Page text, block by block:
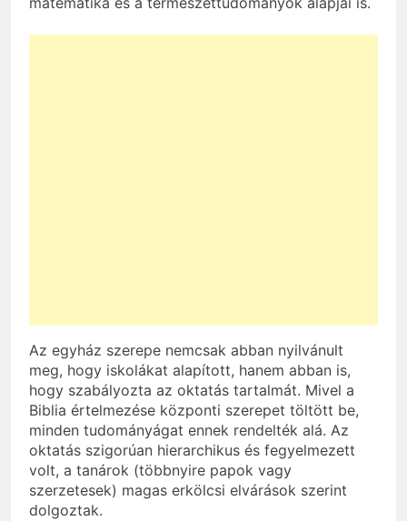
Az egyház szerepe nemcsak abban nyilvánult
meg, hogy iskolákat alapított, hanem abban is,
hogy szabályozta az oktatás tartalmát. Mivel a
Biblia értelmezése központi szerepet töltött be,
minden tudományágat ennek rendelték alá. Az
oktatás szigorúan hierarchikus és fegyelmezett
volt, a tanárok (többnyire papok vagy
szerzetesek) magas erkölcsi elvárások szerint
dolgoztak.